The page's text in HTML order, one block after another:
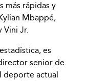
más rápidas y
Mbappé,
Vini Jr.
es
senior de
deporte actual